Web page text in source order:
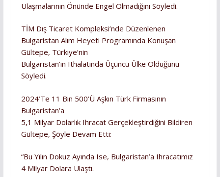
Ulaşmalarının Önünde Engel Olmadığını Söyledi.
TİM Dış Ticaret Kompleksi’nde Düzenlenen
Bulgaristan Alım Heyeti Programında Konuşan
Gültepe, Türkiye’nin
Bulgaristan’ın Ithalatında Üçüncü Ülke Olduğunu
Söyledi.
2024’te 11 Bin 500’ü Aşkın Türk Firmasının
Bulgaristan’a
5,1 Milyar Dolarlık Ihracat Gerçekleştirdiğini Bildiren
Gültepe, Şöyle Devam Etti:
“Bu Yılın Dokuz Ayında Ise, Bulgaristan’a Ihracatımız
4 Milyar Dolara Ulaştı.